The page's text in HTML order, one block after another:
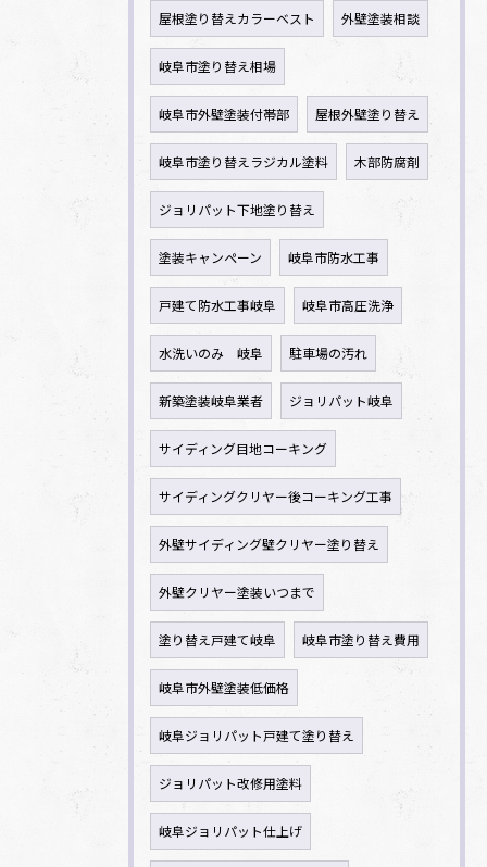
屋根塗り替えカラーベスト 外壁塗装相談
岐阜市塗り替え相場
岐阜市外壁塗装付帯部 屋根外壁塗り替え
岐阜市塗り替えラジカル塗料 木部防腐剤
ジョリパット下地塗り替え
塗装キャンペーン 岐阜市防水工事
戸建て防水工事岐阜 岐阜市高圧洗浄
水洗いのみ 岐阜 駐車場の汚れ
新築塗装岐阜業者 ジョリパット岐阜
サイディング目地コーキング
サイディングクリヤー後コーキング工事
外壁サイディング壁クリヤー塗り替え
外壁クリヤー塗装いつまで
塗り替え戸建て岐阜 岐阜市塗り替え費用
岐阜市外壁塗装低価格
岐阜ジョリパット戸建て塗り替え
ジョリパット改修用塗料
岐阜ジョリパット仕上げ